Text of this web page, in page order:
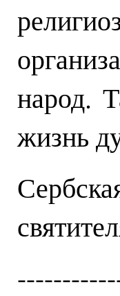
народ.
жизнь